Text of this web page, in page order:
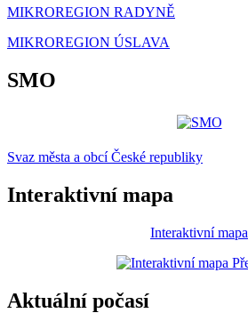
MIKROREGION RADYNĚ
MIKROREGION ÚSLAVA
SMO
Svaz města a obcí České republiky
Interaktivní mapa
Interaktivní mapa
Aktuální počasí